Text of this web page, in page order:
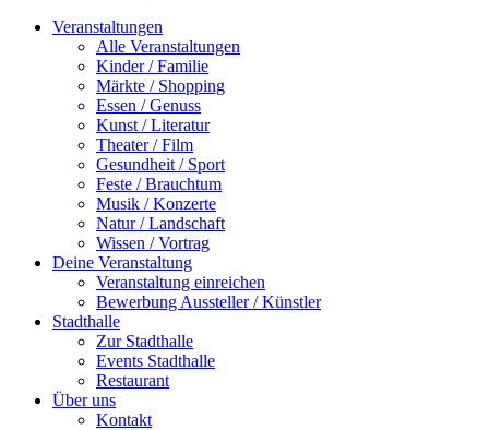
Veranstaltungen
Alle Veranstaltungen
Kinder / Familie
Märkte / Shopping
Essen / Genuss
Kunst / Literatur
Theater / Film
Gesundheit / Sport
Feste / Brauchtum
Musik / Konzerte
Natur / Landschaft
Wissen / Vortrag
Deine Veranstaltung
Veranstaltung einreichen
Bewerbung Aussteller / Künstler
Stadthalle
Zur Stadthalle
Events Stadthalle
Restaurant
Über uns
Kontakt